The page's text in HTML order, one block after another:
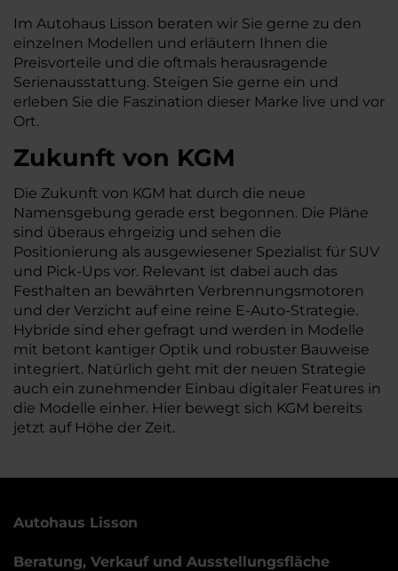
Im Autohaus Lisson beraten wir Sie gerne zu den
einzelnen Modellen und erläutern Ihnen die
Preisvorteile und die oftmals herausragende
Serienausstattung. Steigen Sie gerne ein und
erleben Sie die Faszination dieser Marke live und vor
Ort.
Zukunft von KGM
Die Zukunft von KGM hat durch die neue
Namensgebung gerade erst begonnen. Die Pläne
sind überaus ehrgeizig und sehen die
Positionierung als ausgewiesener Spezialist für SUV
und Pick-Ups vor. Relevant ist dabei auch das
Festhalten an bewährten Verbrennungsmotoren
und der Verzicht auf eine reine E-Auto-Strategie.
Hybride sind eher gefragt und werden in Modelle
mit betont kantiger Optik und robuster Bauweise
integriert. Natürlich geht mit der neuen Strategie
auch ein zunehmender Einbau digitaler Features in
die Modelle einher. Hier bewegt sich KGM bereits
jetzt auf Höhe der Zeit.
Autohaus Lisson
Beratung, Verkauf und Ausstellungsfläche